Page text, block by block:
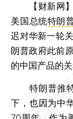
【财新网
美国总统特朗
迟对华新一轮
朗普政府此前
的中国产品的
特朗普推特
下，也因为中